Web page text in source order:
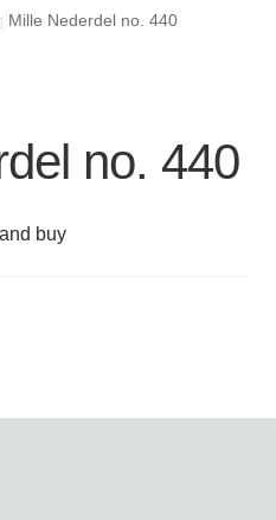
Mille Nederdel no. 440
no. 440
buy